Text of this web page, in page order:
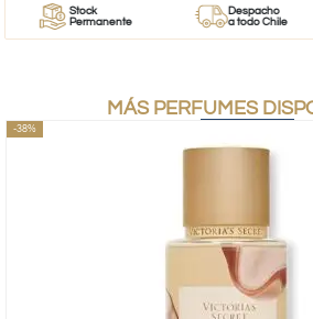
Stock
Permanente
Despacho
a todo Chile
MÁS PERFUMES
-38%